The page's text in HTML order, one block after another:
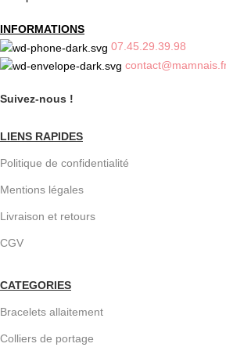
INFORMATIONS
07.45.29.39.98
Suivez-nous !
LIENS RAPIDES
Politique de confidentialité
Mentions légales
Livraison et retours
CGV
CATEGORIES
Bracelets allaitement
Colliers de portage